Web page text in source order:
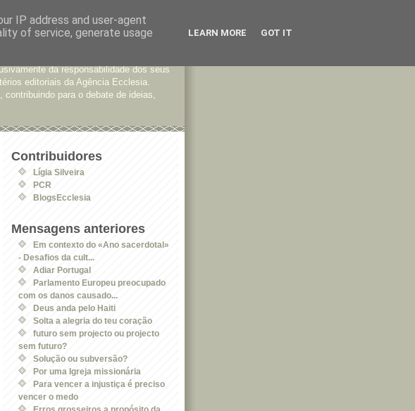
da responsabilidade dos seus
editoriais da Agência Ecclesia.
para o debate de ideias,
Contribuidores
Lígia Silveira
PCR
BlogsEcclesia
Mensagens anteriores
Em contexto do «Ano sacerdotal»
- Desafios da cult...
Adiar Portugal
Parlamento Europeu preocupado
com os danos causado...
Deus anda pelo Haiti
Solta a alegria do teu coração
futuro sem projecto ou projecto
sem futuro?
Solução ou subversão?
Por uma Igreja missionária
Para vencer a injustiça é preciso
vencer o medo
IP address and user-agent
of service, generate usage
LEARN MORE GOT IT